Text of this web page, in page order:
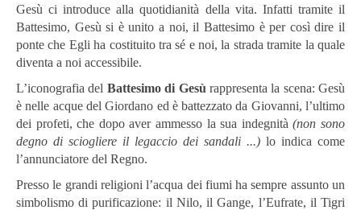
Gesù ci introduce alla quotidianità della vita. Infatti tramite il
Battesimo, Gesù si è unito a noi, il Battesimo è per così dire il
ponte che Egli ha costituito tra sé e noi, la strada tramite la quale
diventa a noi accessibile.
L’iconografia del Battesimo di Gesù rappresenta la scena: Gesù
è nelle acque del Giordano ed è battezzato da Giovanni, l’ultimo
dei profeti, che dopo aver ammesso la sua indegnità(non sono
degno di sciogliere il legaccio dei sandali ...) lo indica come
l’annunciatore del Regno.
Presso le grandi religioni l’acqua dei fiumi ha sempre assunto un
simbolismo di purificazione: il Nilo, il Gange, l’Eufrate, il Tigri